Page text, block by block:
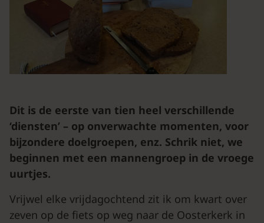
Dit is de eerste van tien heel verschillende
‘diensten’ – op onverwachte momenten, voor
bijzondere doelgroepen, enz. Schrik niet, we
beginnen met een mannengroep in de vroege
uurtjes.
Vrijwel elke vrijdagochtend zit ik om kwart over
zeven op de fiets op weg naar de Oosterkerk in